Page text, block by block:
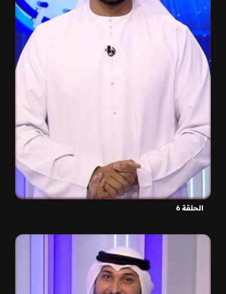
الحلقة 6